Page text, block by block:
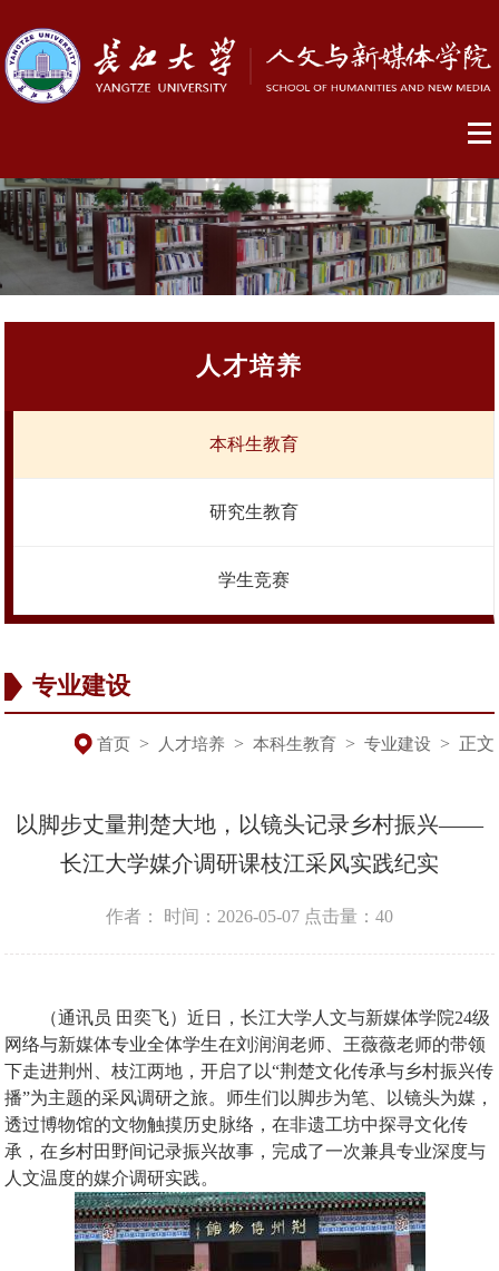
人才培养
本科生教育
研究生教育
学生竞赛
专业建设
首页 > 人才培养 > 本科生教育 > 专业建设 > 正文
以脚步丈量荆楚大地，以镜头记录乡村振兴——
长江大学媒介调研课枝江采风实践纪实
作者： 时间：2026-05-07 点击量： 40
（通讯员 田奕飞）近日，长江大学人文与新媒体学院24级
网络与新媒体专业全体学生在刘润润老师、王薇薇老师的带领
下走进荆州、枝江两地，开启了以“荆楚文化传承与乡村振兴传
播”为主题的采风调研之旅。师生们以脚步为笔、以镜头为媒，
透过博物馆的文物触摸历史脉络，在非遗工坊中探寻文化传
承，在乡村田野间记录振兴故事，完成了一次兼具专业深度与
人文温度的媒介调研实践。